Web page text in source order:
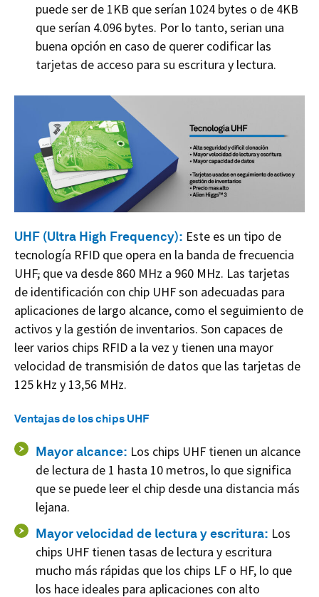
puede ser de 1KB que serían 1024 bytes o de 4KB
que serían 4.096 bytes. Por lo tanto, serian una
buena opción en caso de querer codificar las
tarjetas de acceso para su escritura y lectura.
UHF (Ultra High Frequency): Este es un tipo de
tecnología RFID que opera en la banda de frecuencia
UHF, que va desde 860 MHz a 960 MHz. Las tarjetas
de identificación con chip UHF son adecuadas para
aplicaciones de largo alcance, como el seguimiento de
activos y la gestión de inventarios. Son capaces de
leer varios chips RFID a la vez y tienen una mayor
velocidad de transmisión de datos que las tarjetas de
125 kHz y 13,56 MHz.
Ventajas de los chips UHF
Mayor alcance: Los chips UHF tienen un alcance
de lectura de 1 hasta 10 metros, lo que significa
que se puede leer el chip desde una distancia más
lejana.
Mayor velocidad de lectura y escritura: Los
chips UHF tienen tasas de lectura y escritura
mucho más rápidas que los chips LF o HF, lo que
los hace ideales para aplicaciones con alto